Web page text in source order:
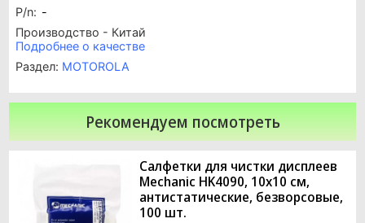
P/n: -
Производство - Китай
Подробнее о качестве
Раздел: MOTOROLA
Рекомендуем посмотреть
Салфетки для чистки дисплеев
Mechanic HK4090, 10x10 см,
антистатические, безворсовые,
100 шт.